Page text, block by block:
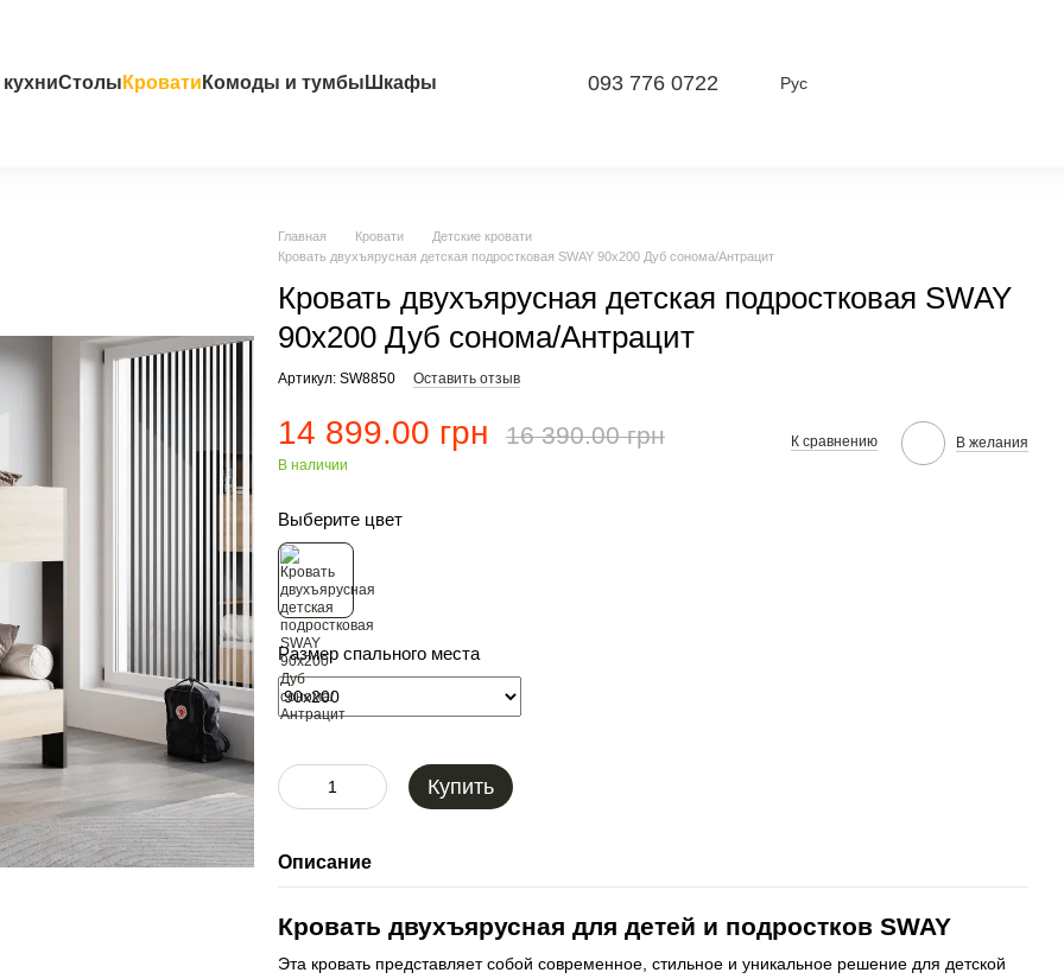
Столы Кровати Комоды и тумбы Шкафы 093 776 0722 Рус
Главная Кровати
Детские кровати
Кровать двухъярусная детская подростковая SWAY 90x200 Дуб сонома/Антрацит
Кровать двухъярусная детская подростковая SWAY
90x200 Дуб сонома/Антрацит
Артикул: SW8850 Оставить отзыв
14 899.00 грн 16 390.00 грн
В наличии
К сравнению В желания
Выберите цвет
Размер спального места
Купить
Описание
Кровать двухъярусная для детей и подростков SWAY
Эта кровать представляет собой современное, стильное и уникальное решение для детской